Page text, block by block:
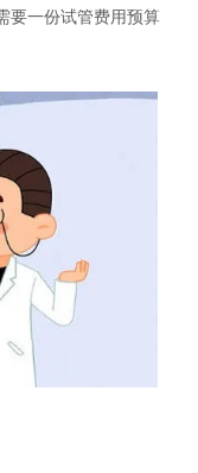
要一份试管费用预算